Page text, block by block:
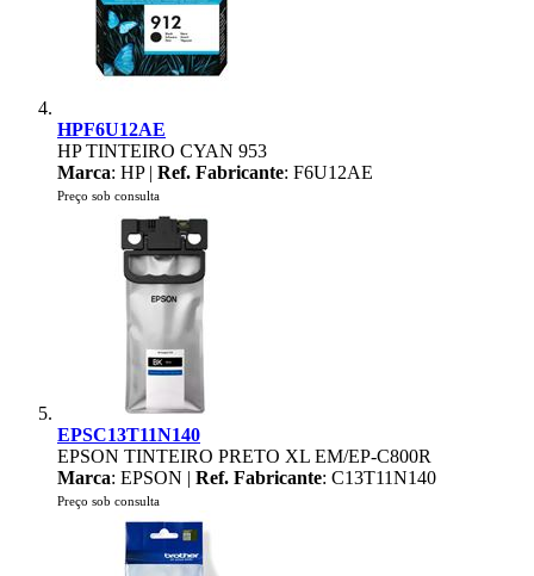
HPF6U12AE
HP TINTEIRO CYAN 953
Marca: HP | Ref. Fabricante: F6U12AE
Preço sob consulta
EPSC13T11N140
EPSON TINTEIRO PRETO XL EM/EP-C800R
Marca: EPSON | Ref. Fabricante: C13T11N140
Preço sob consulta